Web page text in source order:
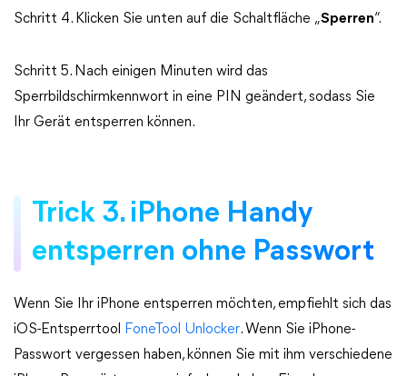
Schritt 4. Klicken Sie unten auf die Schaltfläche „Sperren“.
Schritt 5. Nach einigen Minuten wird das
Sperrbildschirmkennwort in eine PIN geändert, sodass Sie
Ihr Gerät entsperren können.
Trick 3. iPhone Handy
entsperren ohne Passwort
Wenn Sie Ihr iPhone entsperren möchten, empfiehlt sich das
iOS-Entsperrtool
FoneTool Unlocker. Wenn Sie iPhone-
Passwort vergessen haben, können Sie mit ihm verschiedene